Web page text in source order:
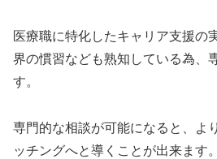
医療職に特化したキャリア支援の
界の慣習なども熟知している為、
す。
専門的な相談が可能になると、よ
ッチングへと導くことが出来ます。